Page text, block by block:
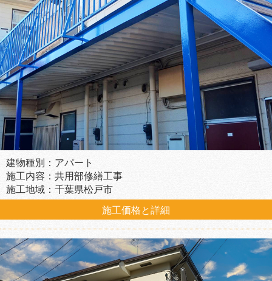
建物種別：アパート
施工内容：共用部修繕工事
施工地域：千葉県松戸市
施工価格と詳細